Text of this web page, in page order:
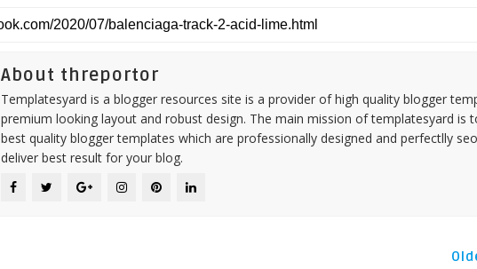
About threportor
Templatesyard is a blogger resources site is a provider of high quality blogger
premium looking layout and robust design. The main mission of templatesyard is
best quality blogger templates which are professionally designed and perfectlly
deliver best result for your blog.